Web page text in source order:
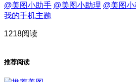
@美图小助手 @美图小助理 @美图小
我的手机主题
1218阅读
推荐阅读